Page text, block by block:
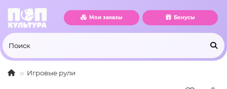
Мои заказы Бонусы
Игровые рули